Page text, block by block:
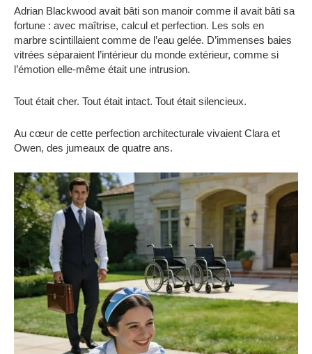
Adrian Blackwood avait bâti son manoir comme il avait bâti sa
fortune : avec maîtrise, calcul et perfection. Les sols en
marbre scintillaient comme de l’eau gelée. D’immenses baies
vitrées séparaient l’intérieur du monde extérieur, comme si
l’émotion elle-même était une intrusion.
Tout était cher. Tout était intact. Tout était silencieux.
Au cœur de cette perfection architecturale vivaient Clara et
Owen, des jumeaux de quatre ans.